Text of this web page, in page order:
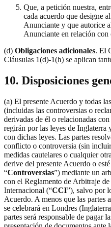
Que, a petición nuestra,
cada acuerdo que designe
Anunciante y que autorice
Anunciante en relación con
(d) Obligaciones adicionales. El
Cláusulas 1(d)-1(h) se aplican
10. Disposiciones
(a) El presente Acuerdo y todas
(incluidas las controversias o
derivadas de él o relacionadas
regirán por las leyes de Inglaterra
con dichas leyes. Las partes
conflicto o controversia (sin
medidas cautelares o cualquier
derive del presente Acuerdo o
“Controversias”) mediante un
con el Reglamento de Arbitraje
Internacional (“CCI”), salvo por
Acuerdo. A menos que las partes
se celebrará en Londres
partes será responsable de pagar